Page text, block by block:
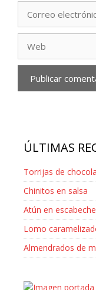
electrónico
ÚLTIMAS
Torrijas de
Chinitos en salsa
Atún en escabeche
Lomo
Almendrados de